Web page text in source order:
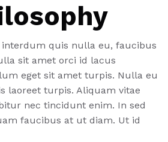
quis nulla eu, faucibus
sit amet orci id lacus
eget sit amet turpis. Nulla eu
laoreet turpis. Aliquam vitae
nec tincidunt enim. In sed
faucibus at ut diam. Ut id